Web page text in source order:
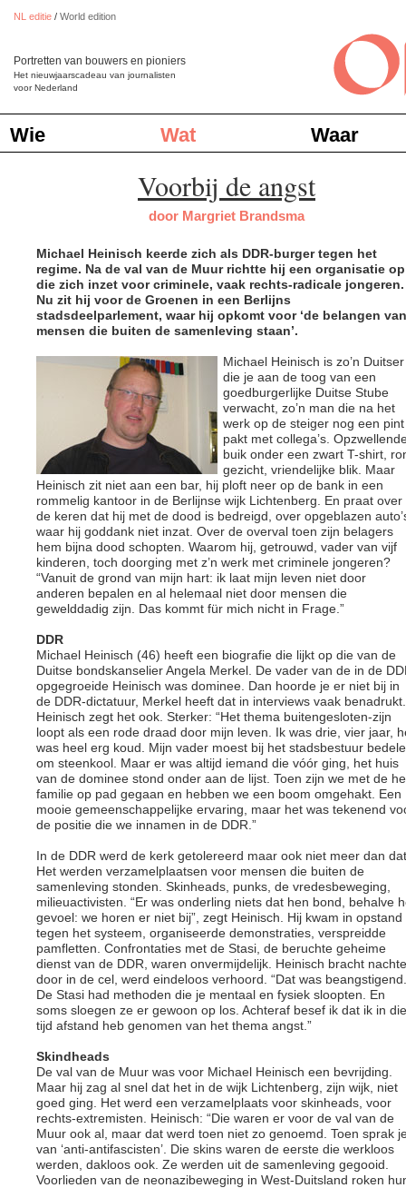
NL editie / World edition
Het nieuwjaarscadeau van journalisten
voor Nederland
Portretten van bouwers en pioniers
Wie Wat Waar
Voorbij de angst
door Margriet Brandsma
Michael Heinisch keerde zich als DDR-burger tegen het
regime. Na de val van de Muur richtte hij een organisatie op
die zich inzet voor criminele, vaak rechts-radicale jongeren.
Nu zit hij voor de Groenen in een Berlijns
stadsdeelparlement, waar hij opkomt voor ‘de belangen van
mensen die buiten de samenleving staan’.
Michael Heinisch is zo’n Duitser
die je aan de toog van een
goedburgerlijke Duitse Stube
verwacht, zo’n man die na het
werk op de steiger nog een pint
pakt met collega’s.
buik onder een zwart T-shirt,
gezicht, vriendelijke blik. Maar
Heinisch zit niet aan een bar, hij ploft neer op de bank in een
rommelig kantoor in de Berlijnse wijk Lichtenberg. En praat over
de keren dat hij met de dood is bedreigd, over opgeblazen
waar hij goddank niet inzat. Over de overval toen zijn belagers
hem bijna dood schopten. Waarom hij, getrouwd, vader van vijf
kinderen, toch doorging met z’n werk met criminele jongeren?
“Vanuit de grond van mijn hart: ik laat mijn leven niet door
anderen bepalen en al helemaal niet door mensen die
gewelddadig zijn. Das kommt für mich nicht in Frage.”
DDR
Michael Heinisch (46) heeft een biografie die lijkt op die van de
Duitse bondskanselier Angela Merkel. De vader van de in de
opgegroeide Heinisch was dominee. Dan hoorde je er niet bij in
de DDR-dictatuur, Merkel heeft dat in interviews vaak benadrukt.
Heinisch zegt het ook. Sterker: “Het thema buitengesloten-zijn
loopt als een rode draad door mijn leven. Ik was drie, vier jaar,
was heel erg koud. Mijn vader moest bij het stadsbestuur
om steenkool. Maar er was altijd iemand die vóór ging, het huis
van de dominee stond onder aan de lijst. Toen zijn we met de
familie op pad gegaan en hebben we een boom omgehakt. Een
mooie gemeenschappelijke ervaring, maar het was tekenend
de positie die we innamen in de DDR.”
In de DDR werd de kerk getolereerd maar ook niet meer dan
Het werden verzamelplaatsen voor mensen die buiten de
samenleving stonden. Skinheads, punks, de vredesbeweging,
milieuactivisten. “Er was onderling niets dat hen bond, behalve
gevoel: we horen er niet bij”, zegt Heinisch. Hij kwam in opstand
tegen het systeem, organiseerde demonstraties, verspreidde
pamfletten. Confrontaties met de Stasi, de beruchte geheime
dienst van de DDR, waren onvermijdelijk. Heinisch bracht
door in de cel, werd eindeloos verhoord. “Dat was beangstigend.
De Stasi had methoden die je mentaal en fysiek sloopten. En
soms sloegen ze er gewoon op los. Achteraf besef ik dat ik in die
tijd afstand heb genomen van het thema angst.”
Skindheads
De val van de Muur was voor Michael Heinisch een bevrijding.
Maar hij zag al snel dat het in de wijk Lichtenberg, zijn wijk, niet
goed ging. Het werd een verzamelplaats voor skinheads, voor
rechts-extremisten. Heinisch: “Die waren er voor de val van de
Muur ook al, maar dat werd toen niet zo genoemd. Toen sprak
van ‘anti-antifascisten’. Die skins waren de eerste die werkloos
werden, dakloos ook. Ze werden uit de samenleving gegooid.
Voorlieden van de neonazibeweging in West-Duitsland roken